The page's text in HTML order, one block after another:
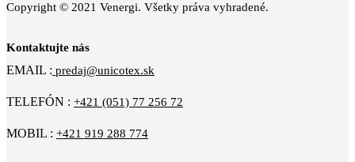
Copyright © 2021 Venergi. Všetky práva vyhradené.
Kontaktujte nás
EMAIL : predaj@unicotex.sk
TELEFÓN : +421 (051) 77 256 72
MOBIL : +421 919 288 774